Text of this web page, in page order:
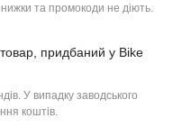
та промокоди не діють.
придбаний у Bike
У випадку заводського
коштів.